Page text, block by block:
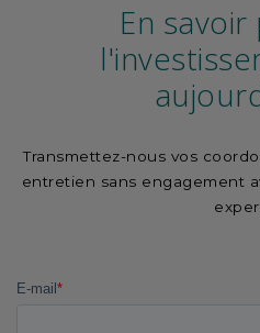
En
Transmettez-nous vos
entretien sans engagement